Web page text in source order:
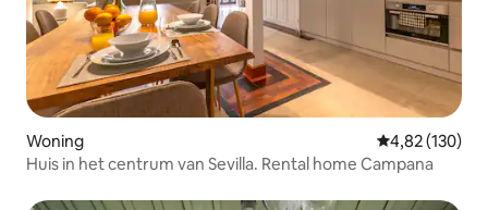
Woning Gemiddelde
4,82 (130)
Huis in het centrum van Sevilla. Rental home Campana